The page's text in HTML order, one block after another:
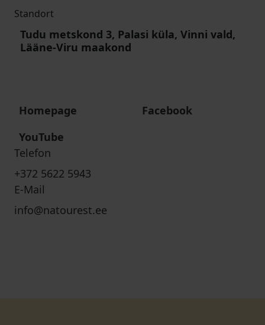
Standort
Tudu metskond 3, Palasi küla, Vinni vald,
Lääne-Viru maakond
Homepage
Facebook
YouTube
Telefon
+372 5622 5943
E-Mail
info@natourest.ee